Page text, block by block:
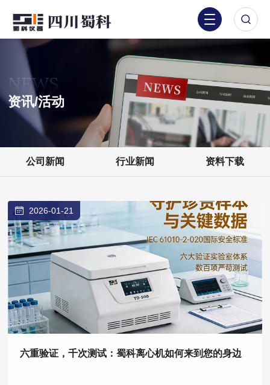
NEWS
资讯/活动
公司新闻 行业新闻 资料下载
2026-01-21
六重验证，千次测试：蜀科离心机如何来到您的身边